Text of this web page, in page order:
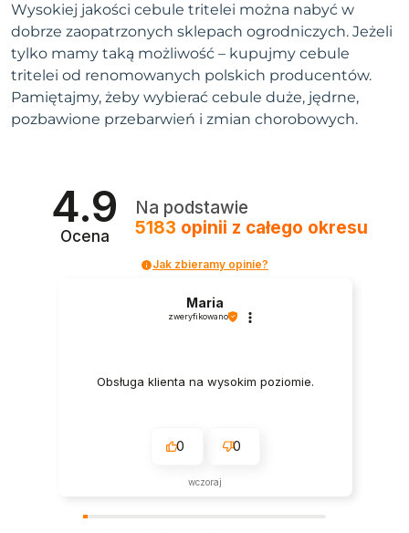
Wysokiej jakości cebule tritelei można nabyć w
dobrze zaopatrzonych sklepach ogrodniczych. Jeżeli
tylko mamy taką możliwość – kupujmy cebule
tritelei od renomowanych polskich producentów.
Pamiętajmy, żeby wybierać cebule duże, jędrne,
pozbawione przebarwień i zmian chorobowych.
4.9
Ocena
Na podstawie
5183 opinii z całego okresu
Jak zbieramy opinie?
Maria
zweryfikowano
Obsługa klienta na wysokim poziomie.
0 0
wczoraj